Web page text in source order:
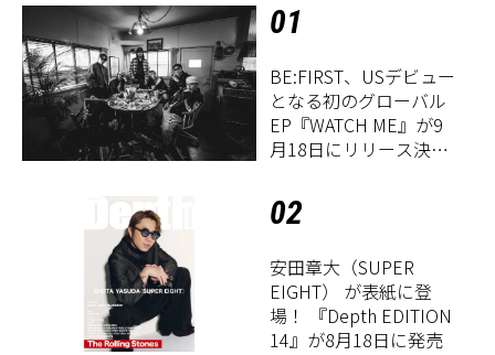
01
BE:FIRST、USデビュー
となる初のグローバル
EP『WATCH ME』が9
月18日にリリース決
02
安田章大（SUPER
EIGHT） が表紙に登
場！ 『Depth EDITION
14』が8月18日に発売